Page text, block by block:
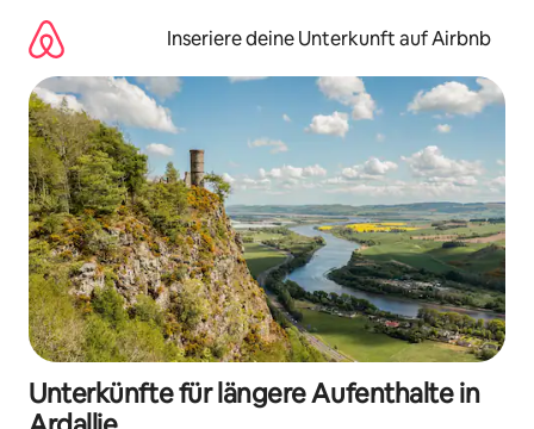
Inhalten
springen
Inseriere deine Unterkunft auf Airbnb
Unterkünfte für längere Aufenthalte in